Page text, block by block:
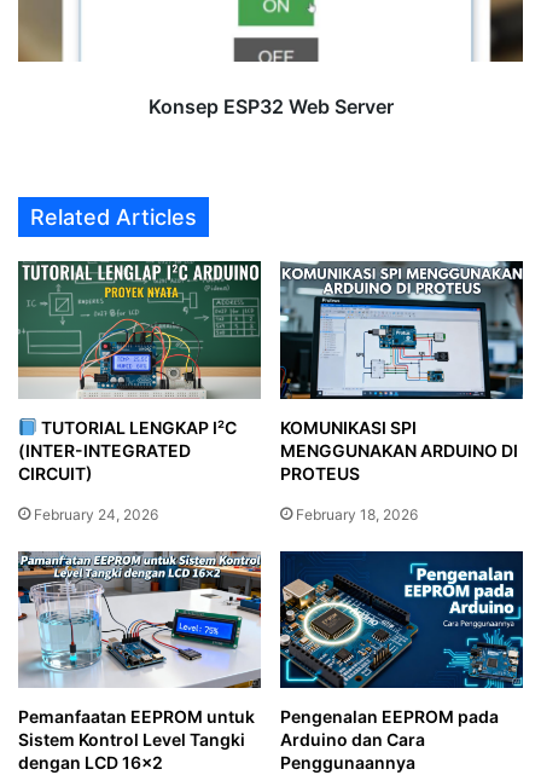
Konsep ESP32 Web Server
Related Articles
TUTORIAL LENGKAP I²C
(INTER-INTEGRATED
CIRCUIT)
February 24, 2026
KOMUNIKASI SPI
MENGGUNAKAN ARDUINO DI
PROTEUS
February 18, 2026
Pemanfaatan EEPROM untuk
Sistem Kontrol Level Tangki
dengan LCD 16×2
Pengenalan EEPROM pada
Arduino dan Cara
Penggunaannya